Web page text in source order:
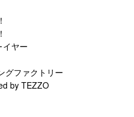
イヤー
グファクトリー
by TEZZO